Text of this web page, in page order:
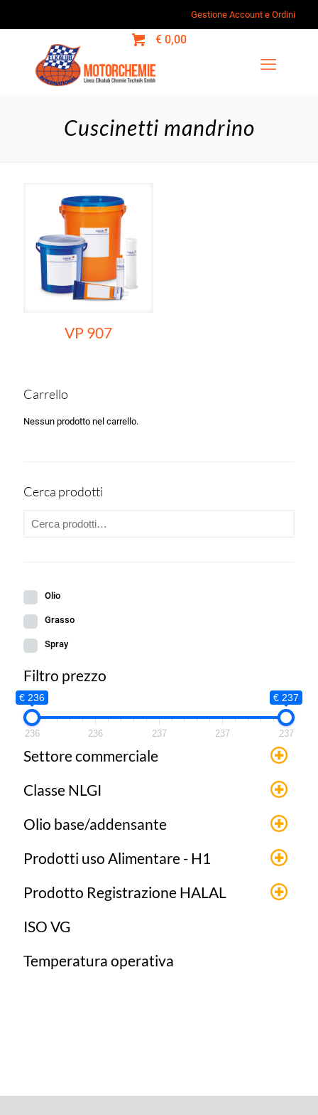
Gestione Account e Ordini
0
€ 0,00
Cuscinetti mandrino
VP 907
Carrello
Nessun prodotto nel carrello.
Cerca prodotti
Olio
Grasso
Spray
Filtro prezzo
€ 236 € 237
236 236 237 237 237
Settore commerciale
Classe NLGI
Olio base/addensante
Prodotti uso Alimentare - H1
Prodotto Registrazione HALAL
ISO VG
Temperatura operativa